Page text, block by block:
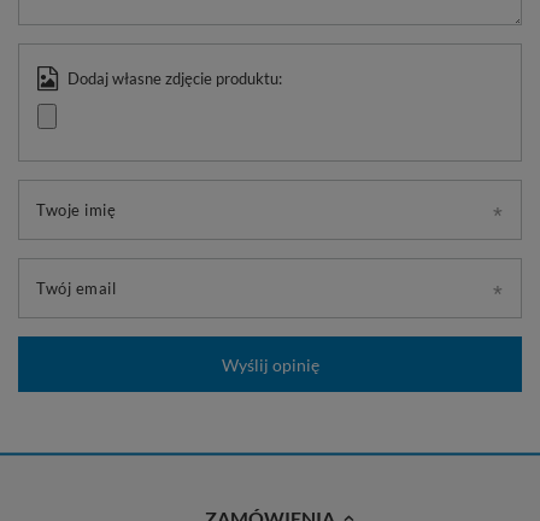
Dodaj własne zdjęcie produktu:
Twoje imię
Twój email
Wyślij opinię